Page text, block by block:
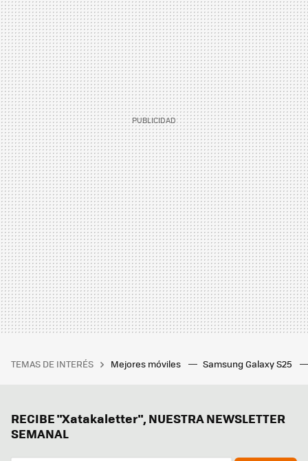
TEMAS DE INTERÉS Mejores móviles Samsung Galaxy S25
RECIBE "Xatakaletter", NUESTRA NEWSLETTER
SEMANAL